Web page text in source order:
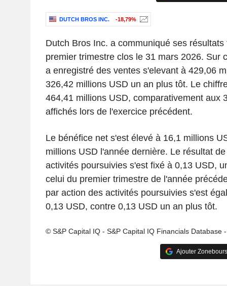
DUTCH BROS INC. -18,79%
Dutch Bros Inc. a communiqué ses
premier trimestre clos le 31 mars 2026. Sur
a enregistré des ventes s'elevant à 429,06
326,42 millions USD un an plus tôt. Le
464,41 millions USD, comparativement aux
affichés lors de l'exercice précédent.
Le bénéfice net s'est élevé à 16,1 millions
millions USD l'année dernière. Le résultat
activités poursuivies s'est fixé à 0,13 USD,
celui du premier trimestre de l'année
par action des activités poursuivies s'est
0,13 USD, contre 0,13 USD un an plus tôt.
© S&P Capital IQ - S&P Capital IQ Financials Database
Ajouter